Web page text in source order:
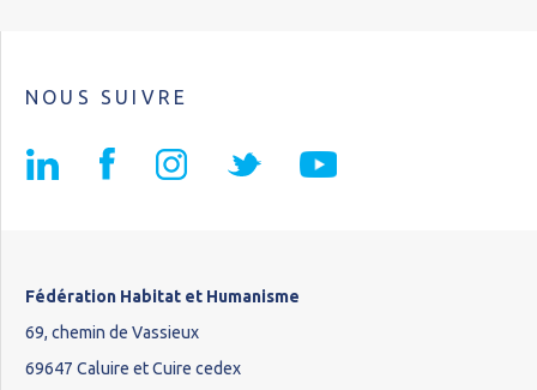
NOUS SUIVRE
Fédération Habitat et Humanisme
69, chemin de Vassieux
69647 Caluire et Cuire cedex